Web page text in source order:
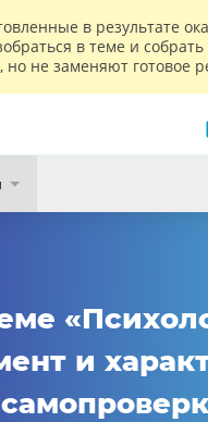
в результате
в теме и
не заменяют готовое
и